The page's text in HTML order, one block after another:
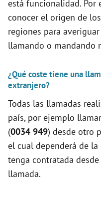
está funcionalidad. Por
conocer el origen de
regiones para
llamando o mandando
¿Qué coste tiene una
extranjero?
Todas las llamadas
país, por ejemplo
(0034 949) desde otro
el cual dependerá de
tenga contratada
llamada.